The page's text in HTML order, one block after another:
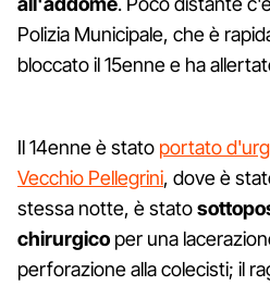
Polizia Municipale, che è
bloccato il 15enne e ha
Il 14enne è stato portato
Vecchio Pellegrini, dove è
stessa notte, è stato
chirurgico per una
perforazione alla colecisti; il